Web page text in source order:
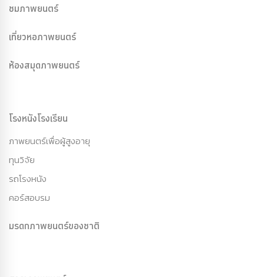
ชมภาพยนตร์
เที่ยวหอภาพยนตร์
ห้องสมุดภาพยนตร์
โรงหนังโรงเรียน
ภาพยนตร์เพื่อผู้สูงอายุ
ทุนวิจัย
รถโรงหนัง
คอร์สอบรม
มรดกภาพยนตร์ของชาติ